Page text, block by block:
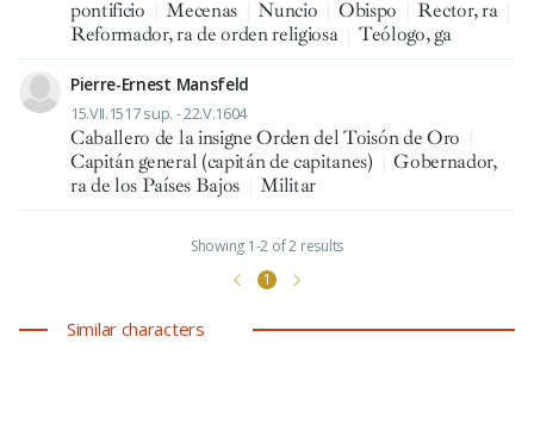
pontificio
Mecenas Nuncio Obispo Rector, ra
Reformador, ra de orden religiosa
Teólogo, ga
Pierre-Ernest Mansfeld
15.VII.1517 sup. - 22.V.1604
Caballero de la insigne Orden del Toisón de Oro
Capitán general (capitán de capitanes)
Gobernador,
ra de los Países Bajos
Militar
Showing 1-2 of 2 results
1
Similar characters